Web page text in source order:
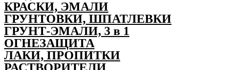
КРАСКИ, ЭМАЛИ
ГРУНТОВКИ, ШПАТЛЕВКИ
ГРУНТ-ЭМАЛИ, 3 в 1
ОГНЕЗАЩИТА
ЛАКИ, ПРОПИТКИ